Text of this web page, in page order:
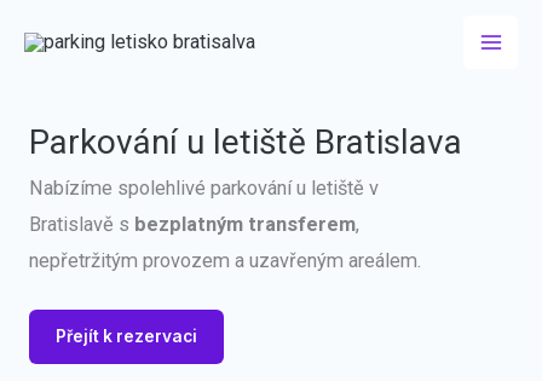
Parkování u letiště Bratislava
Nabízíme spolehlivé parkování u letiště v
Bratislavě s bezplatným transferem,
nepřetržitým provozem a uzavřeným areálem.
Přejít k rezervaci